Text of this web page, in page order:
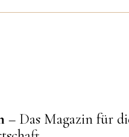
– Das Magazin für